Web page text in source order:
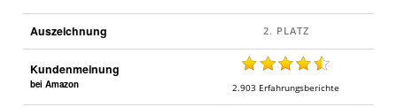
Auszeichnung
Kundenmeinung
bei Amazon 2.903 Erfahrungsberichte